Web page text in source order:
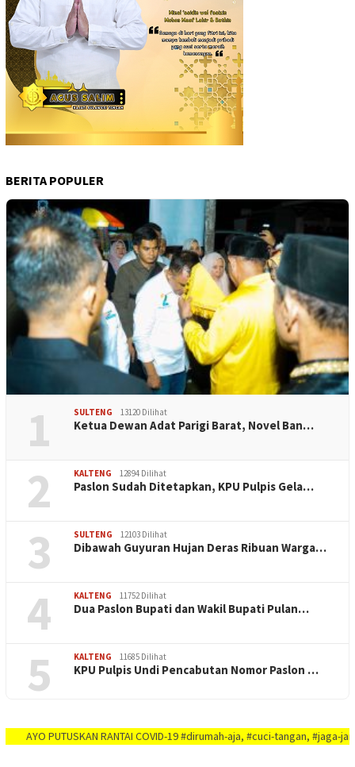
BERITA POPULER
1 SULTENG 13120 Dilihat
Ketua Dewan Adat Parigi Barat, Novel Ban…
2 KALTENG 12894 Dilihat
Paslon Sudah Ditetapkan, KPU Pulpis Gela…
3 SULTENG 12103 Dilihat
Dibawah Guyuran Hujan Deras Ribuan Warga…
4 KALTENG 11752 Dilihat
Dua Paslon Bupati dan Wakil Bupati Pulan…
5 KALTENG 11685 Dilihat
KPU Pulpis Undi Pencabutan Nomor Paslon …
PUTUSKAN RANTAI COVID-19 #dirumah-aja, #cuci-tangan, #jaga-jarak,